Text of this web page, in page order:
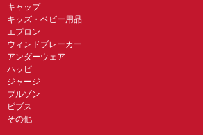
キャップ
キッズ・ベビー用品
エプロン
ウィンドブレーカー
アンダーウェア
ハッピ
ジャージ
ブルゾン
ビブス
その他